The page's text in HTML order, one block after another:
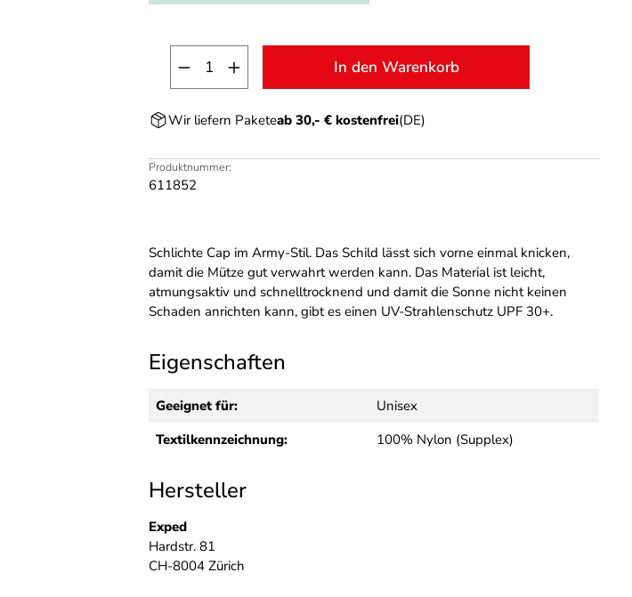
Produkt Anzahl: Gib den gewünschten Wert
In den Warenkorb
Wir liefern Paketeab 30,- € kostenfrei(DE)
Produktnummer:
611852
Schlichte Cap im Army-Stil. Das Schild lässt sich vorne einmal knicken,
damit die Mütze gut verwahrt werden kann. Das Material ist leicht,
atmungsaktiv und schnelltrocknend und damit die Sonne nicht keinen
Schaden anrichten kann, gibt es einen UV-Strahlenschutz UPF 30+.
Eigenschaften
Geeignet für:
Unisex
Textilkennzeichnung:
100% Nylon (Supplex)
Hersteller
Exped
Hardstr. 81
CH-8004 Zürich